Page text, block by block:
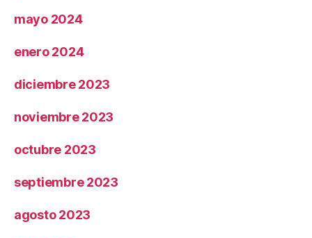
mayo 2024
enero 2024
diciembre 2023
noviembre 2023
octubre 2023
septiembre 2023
agosto 2023